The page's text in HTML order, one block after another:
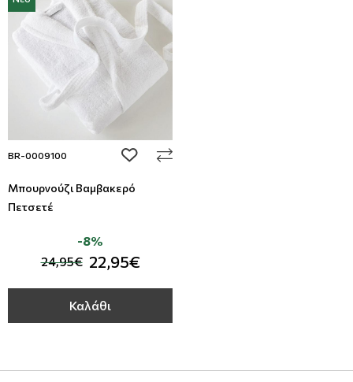
BR-0009100 add to wishlist
Μπουρνούζι Βαμβακερό
Πετσετέ
24,95€ 22,95€
-8%
Καλάθι